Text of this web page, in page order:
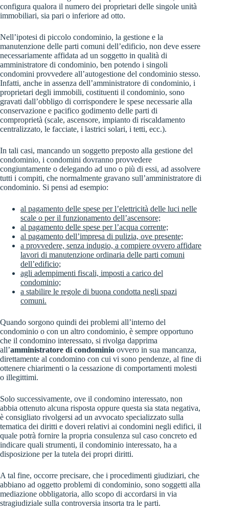
configura qualora il numero dei proprietari delle singole unità
immobiliari, sia pari o inferiore ad otto.
Nell’ipotesi di piccolo condominio, la gestione e la
manutenzione delle parti comuni dell’edificio, non deve essere
necessariamente affidata ad un soggetto in qualità di
amministratore di condominio, ben potendo i singoli
condomini provvedere all’autogestione del condominio stesso.
Infatti, anche in assenza dell’amministratore di condominio, i
proprietari degli immobili, costituenti il condominio, sono
gravati dall’obbligo di corrispondere le spese necessarie alla
conservazione e pacifico godimento delle parti di
comproprietà (scale, ascensore, impianto di riscaldamento
centralizzato, le facciate, i lastrici solari, i tetti, ecc.).
In tali casi, mancando un soggetto preposto alla gestione del
condominio, i condomini dovranno provvedere
congiuntamente o delegando ad uno o più di essi, ad assolvere
tutti i compiti, che normalmente gravano sull’amministratore di
condominio. Si pensi ad esempio:
al pagamento delle spese per l’elettricità delle luci nelle
scale o per il funzionamento dell’ascensore;
al pagamento delle spese per l’acqua corrente;
al pagamento dell’impresa di pulizia, ove presente;
a provvedere, senza indugio, a compiere ovvero affidare
lavori di manutenzione ordinaria delle parti comuni
dell’edificio;
agli adempimenti fiscali, imposti a carico del
condominio;
a stabilire le regole di buona condotta negli spazi
comuni.
Quando sorgono quindi dei problemi all’interno del
condominio o con un altro condominio, è sempre opportuno
che il condomino interessato, si rivolga dapprima
all’amministratore di condominio ovvero in sua mancanza,
direttamente al condomino con cui vi sono pendenze, al fine di
ottenere chiarimenti o la cessazione di comportamenti molesti
o illegittimi.
Solo successivamente, ove il condomino interessato, non
abbia ottenuto alcuna risposta oppure questa sia stata negativa,
è consigliato rivolgersi ad un avvocato specializzato sulla
tematica dei diritti e doveri relativi ai condomini negli edifici, il
quale potrà fornire la propria consulenza sul caso concreto ed
indicare quali strumenti, il condominio interessato, ha a
disposizione per la tutela dei propri diritti.
A tal fine, occorre precisare, che i procedimenti giudiziari, che
abbiano ad oggetto problemi di condominio, sono soggetti alla
mediazione obbligatoria, allo scopo di accordarsi in via
stragiudiziale sulla controversia insorta tra le parti.